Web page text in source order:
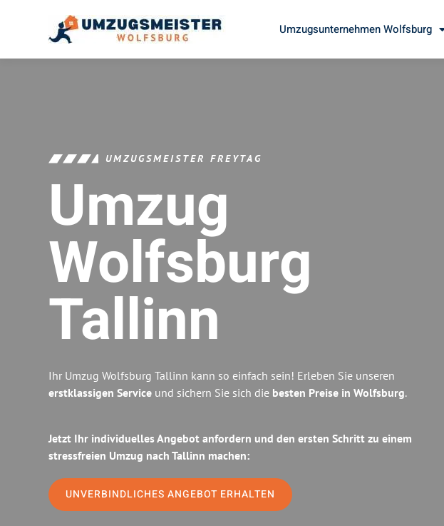
Umzugsunternehmen Wolfsburg
UMZUGSMEISTER FREYTAG
Umzug
Wolfsburg
Tallinn
Ihr Umzug Wolfsburg Tallinn kann so einfach sein! Erleben Sie unseren
erstklassigen Service und sichern Sie sich die besten Preise in Wolfsburg.
Jetzt Ihr individuelles Angebot anfordern und den ersten Schritt zu einem
stressfreien Umzug nach Tallinn machen:
UNVERBINDLICHES ANGEBOT ERHALTEN